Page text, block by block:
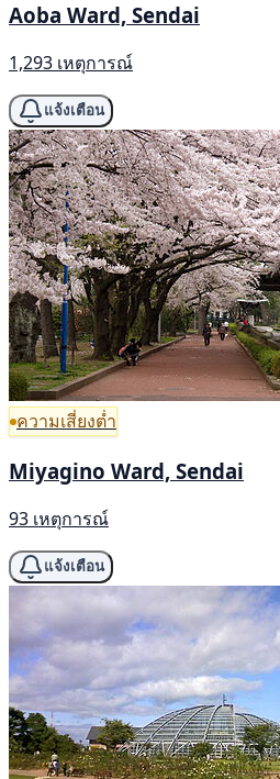
Aoba Ward, Sendai
1,293 เหตุการณ์
แจ้งเตือน
ความเสี่ยงต่ำ
Miyagino Ward, Sendai
93 เหตุการณ์
แจ้งเตือน